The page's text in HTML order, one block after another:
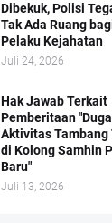
Dibekuk, Polisi
Tak Ada Ruang
Pelaku Kejahatan
Juli 24, 2026
Hak Jawab Terkait
Pemberitaan
Aktivitas Tambang
di Kolong Samhin
Baru"
Juli 13, 2026